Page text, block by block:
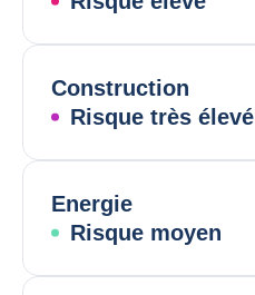
Construction
Risque très élevé
Energie
Risque moyen